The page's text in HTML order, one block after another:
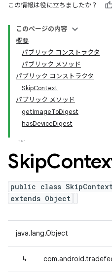
この情報は役に立ちましたか？
このページの内容
概要
パブリック コンストラクタ
パブリック メソッド
パブリック コンストラクタ
SkipContext
パブリック メソッド
getImageToDigest
hasDeviceDigest
Skip
public class
extends Object
java.lang.Object
↳